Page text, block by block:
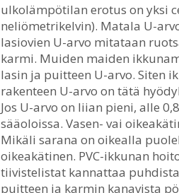
ulkolämpötilan erotus on yksi
neliömetrikelvin). Matala U-
lasiovien U-arvo mitataan
karmi. Muiden maiden
lasin ja puitteen U-arvo. Siten
rakenteen U-arvo on tätä
Jos U-arvo on liian pieni, alle
sääoloissa. Vasen- vai
Mikäli sarana on oikealla
oikeakätinen. PVC-ikkunan
tiivistelistat kannattaa
puitteen ja karmin kanavista